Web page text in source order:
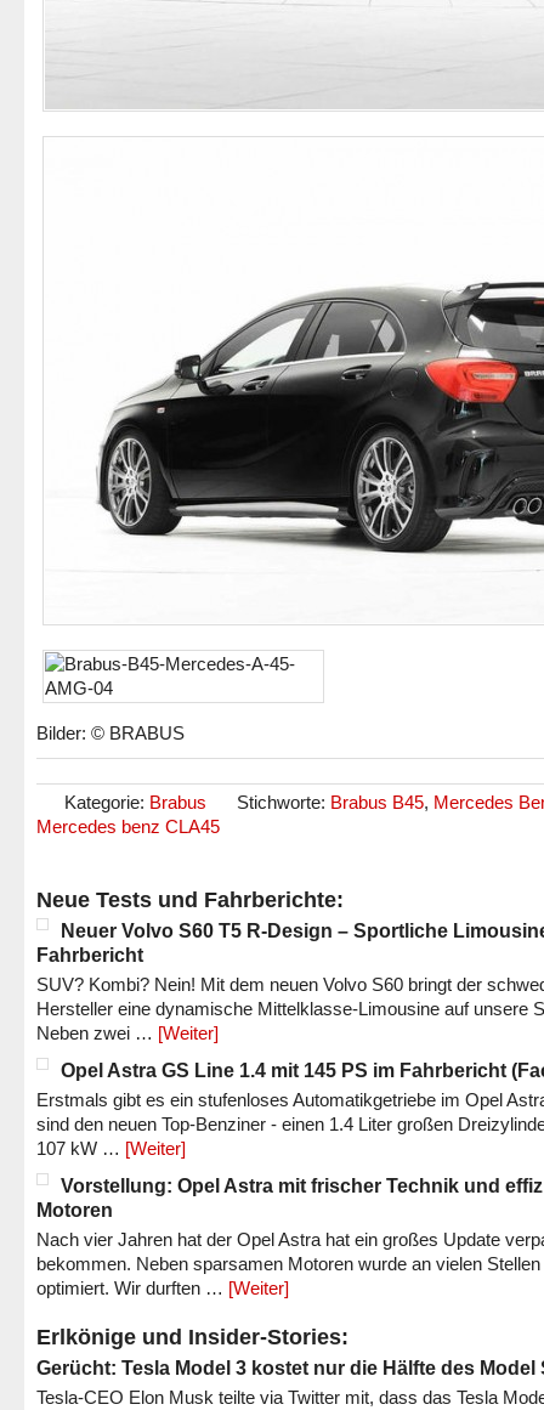
Bilder: © BRABUS
Kategorie: Brabus Stichworte: Brabus B45, Mercedes
Mercedes benz CLA45
Neue Tests und Fahrberichte:
Neuer Volvo S60 T5 R-Design – Sportliche
Fahrbericht
SUV? Kombi? Nein! Mit dem neuen Volvo S60 bringt der
Hersteller eine dynamische Mittelklasse-Limousine auf unsere
Neben zwei … [Weiter]
Opel Astra GS Line 1.4 mit 145 PS im Fahrbericht
Erstmals gibt es ein stufenloses Automatikgetriebe im Opel
sind den neuen Top-Benziner - einen 1.4 Liter großen
107 kW … [Weiter]
Vorstellung: Opel Astra mit frischer Technik und
Motoren
Nach vier Jahren hat der Opel Astra hat ein großes Update
bekommen. Neben sparsamen Motoren wurde an vielen Stellen
optimiert. Wir durften … [Weiter]
Erlkönige und Insider-Stories:
Gerücht: Tesla Model 3 kostet nur die Hälfte des Model
Tesla-CEO Elon Musk teilte via Twitter mit, dass das Tesla